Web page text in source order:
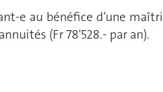
e au bénéfice d’une
(Fr 78'528.- par an).